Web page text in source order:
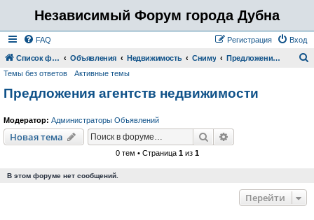
Независимый Форум города Дубна
FAQ Вход
Регистрация
Список форумов Объявления Недвижимость Сниму Предложения агентств недвижимости
Темы без ответов Активные темы
Предложения агентств недвижимости
Модератор: Администраторы Объявлений
Новая тема Поиск
0 тем • Страница 1из 1
В этом форуме нет сообщений.
Перейти